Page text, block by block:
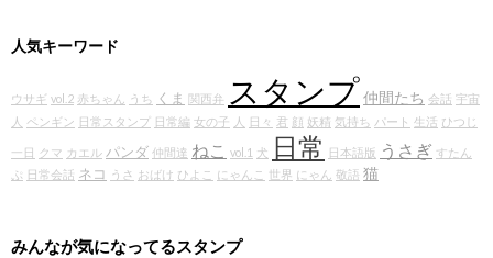
人気キーワード
ウサギ vol.2 赤ちゃん うち くま 関西弁 スタンプ仲間たち 会話 宇宙
人 ペンギン 日常スタンプ 日常編 女の子 人 日々 君 顔 妖精 気持ち パート 生活 ひつじ
一日 クマ カエル パンダ 仲間達 ねこ vol.1 犬 日常 日本語版 うさぎ すたん
ぷ 日常会話 ネコ うさ おばけ ひよこ にゃんこ 世界 にゃん 敬語 猫
みんなが気になってるスタンプ